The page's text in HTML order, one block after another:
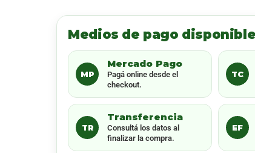
Medios de pago
MP
Mercado Pago
Pagá online desde el
checkout.
TC
TR
Transferencia
Consultá los datos al
finalizar la compra.
EF